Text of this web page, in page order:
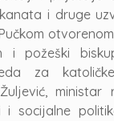
i druge
i požeški
za
ministar
i socijalne